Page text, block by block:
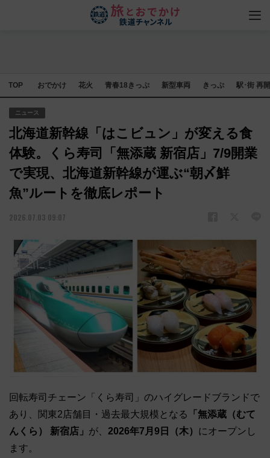
TOP おでかけ 花火 青春18きっぷ 新型車両 きっぷ 駅･街 再
ニュース
北海道新幹線「はこビュン」が変える食
体験。くら寿司「無添蔵 新宿店」7/9開業
で実現、北海道新幹線が運ぶ“朝〆鮮
魚”ルートを徹底レポート
2026.07.03 09:07
回転寿司チェーン「くら寿司」のハイグレードブランドで
あり、関東2店舗目・過去最大規模となる
「無添蔵（むて
んくら） 新宿店」 が、 2026年7月9日（木） にオープンし
ます。